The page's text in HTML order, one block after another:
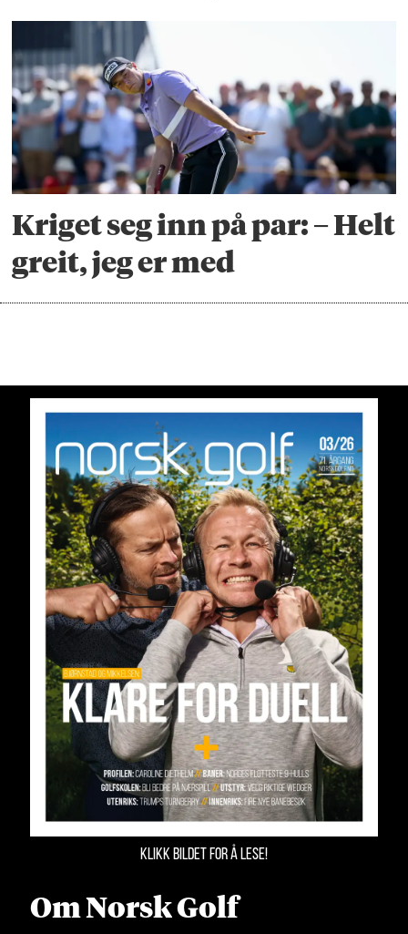
Kriget seg inn på par: – Helt
greit, jeg er med
KLIKK BILDET FOR Å LESE!
Om Norsk Golf